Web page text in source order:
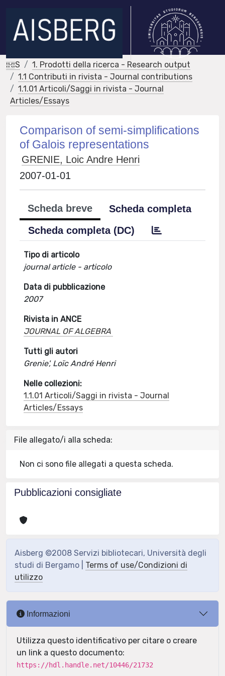
IRIS
1. Prodotti della ricerca - Research output
1.1 Contributi in rivista - Journal contributions
1.1.01 Articoli/Saggi in rivista - Journal
Articles/Essays
Comparison of semi-simplifications
of Galois representations
GRENIE, Loic Andre Henri
2007-01-01
Scheda breve
Scheda completa
Scheda completa (DC)
Tipo di articolo
journal article - articolo
Data di pubblicazione
2007
Rivista in ANCE
JOURNAL OF ALGEBRA
Tutti gli autori
Grenie', Loïc André Henri
Nelle collezioni:
1.1.01 Articoli/Saggi in rivista - Journal
Articles/Essays
File allegato/i alla scheda:
Non ci sono file allegati a questa scheda.
Pubblicazioni consigliate
Aisberg ©2008 Servizi bibliotecari, Università degli
studi di Bergamo | Terms of use/Condizioni di
utilizzo
Informazioni
Utilizza questo identificativo per citare o creare
un link a questo documento:
https://hdl.handle.net/10446/21732